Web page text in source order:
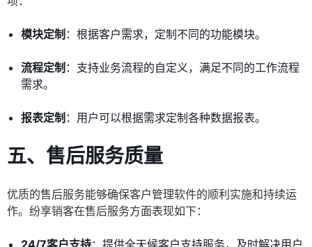
模块定制 ：根据客户需求，定制不同的功能模块。
流程定制 ：支持业务流程的自定义，满足不同的工作流程
需求。
报表定制 ：用户可以根据需求定制各种数据报表。
五、售后服务质量
优质的售后服务能够确保客户管理软件的顺利实施和持续运
作。纷享销客在售后服务方面表现如下：